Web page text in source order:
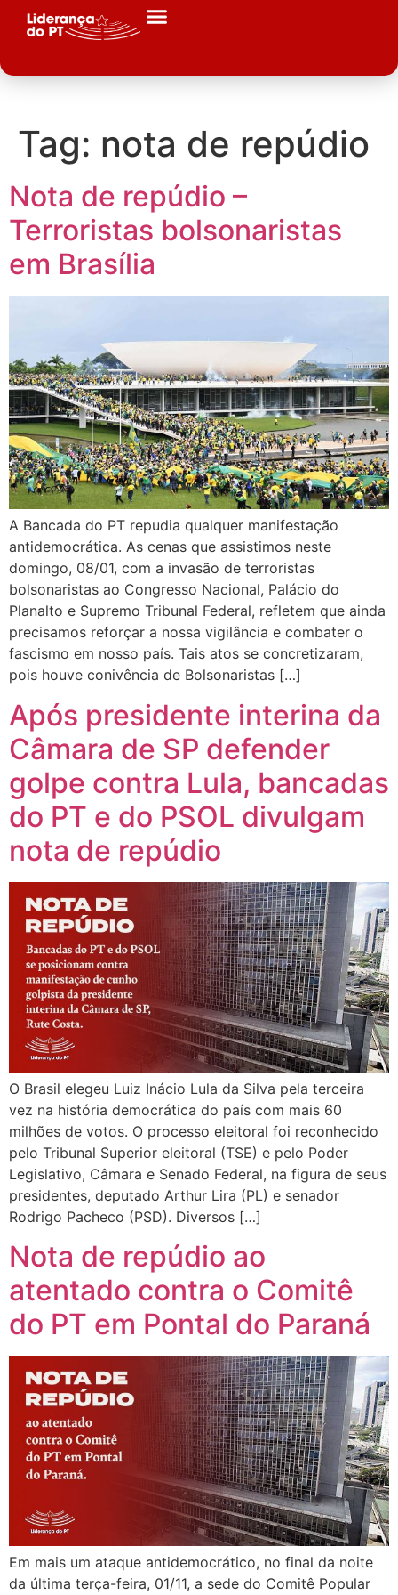
Tag: nota de repúdio
Nota de repúdio –
Terroristas bolsonaristas
em Brasília
A Bancada do PT repudia qualquer manifestação
antidemocrática. As cenas que assistimos neste
domingo, 08/01, com a invasão de terroristas
bolsonaristas ao Congresso Nacional, Palácio do
Planalto e Supremo Tribunal Federal, refletem que ainda
precisamos reforçar a nossa vigilância e combater o
fascismo em nosso país. Tais atos se concretizaram,
pois houve conivência de Bolsonaristas […]
Após presidente interina da
Câmara de SP defender
golpe contra Lula, bancadas
do PT e do PSOL divulgam
nota de repúdio
O Brasil elegeu Luiz Inácio Lula da Silva pela terceira
vez na história democrática do país com mais 60
milhões de votos. O processo eleitoral foi reconhecido
pelo Tribunal Superior eleitoral (TSE) e pelo Poder
Legislativo, Câmara e Senado Federal, na figura de seus
presidentes, deputado Arthur Lira (PL) e senador
Rodrigo Pacheco (PSD). Diversos […]
Nota de repúdio ao
atentado contra o Comitê
do PT em Pontal do Paraná
Em mais um ataque antidemocrático, no final da noite
da última terça-feira, 01/11, a sede do Comitê Popular